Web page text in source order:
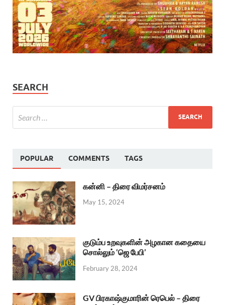
SEARCH
POPULAR COMMENTS TAGS
கன்னி – திரை விமர்சனம்
May 15, 2024
குடும்ப உறவுகளின் அழகான கதையை
சொல்லும் ‘ஜெ பேபி’
February 28, 2024
GV பிரகாஷ்குமாரின் ரெபெல் – திரை